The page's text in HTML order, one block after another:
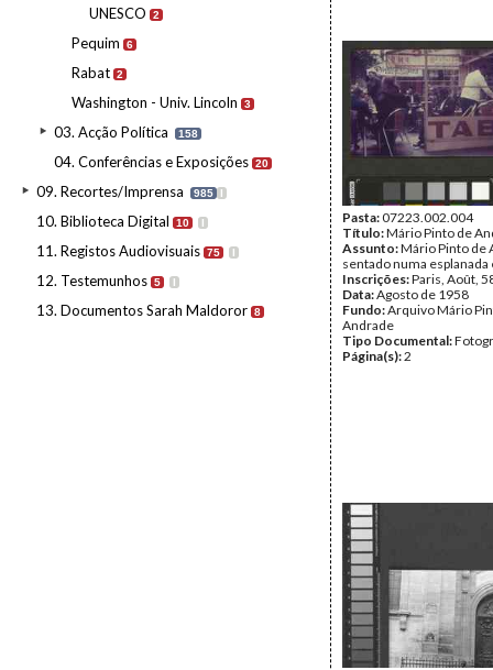
UNESCO 2
Pequim 6
Rabat 2
Washington - Univ. Lincoln 3
03. Acção Política 158
04. Conferências e Exposições 20
09. Recortes/Imprensa 985 I
10. Biblioteca Digital 10 I
11. Registos Audiovisuais 75 I
12. Testemunhos 5 I
13. Documentos Sarah Maldoror 8
Pasta:07223.002.004
Título:Mário Pinto de
Assunto:Mário Pinto de
sentado numa esplanada
Inscrições:Paris, Août,
Data:Agosto de 1958
Fundo:Arquivo Mário
Andrade
Tipo Documental:
Página(s):2